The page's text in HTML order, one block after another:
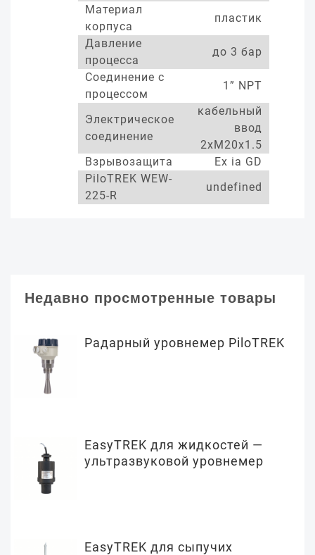
Материал
корпуса
пластик
Давление
процесса
до 3 бар
Соединение с
процессом
1” NPT
Электрическое
соединение
кабельный
ввод
2xM20x1.5
Взрывозащита
Ex ia GD
PiloTREK WEW-
225-R
undefined
Недавно просмотренные товары
Радарный уровнемер PiloTREK
EasyTREK для жидкостей —
ультразвуковой уровнемер
EasyTREK для сыпучих